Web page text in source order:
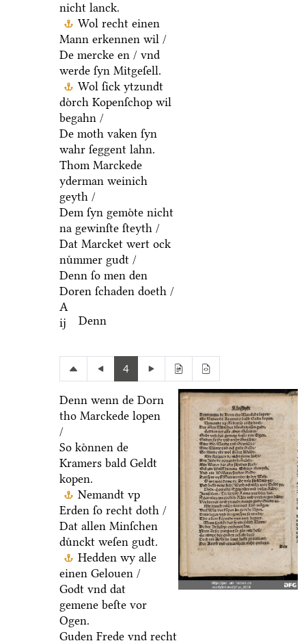
nicht lanck.
Wol recht einen
Mann erkennen wil /
De mercke en / vnd
werde ſyn Mitgeſell.
Wol ſick ytzundt
doͤrch Kopenſchop wil
begahn /
De moth vaken ſyn
wahr ſeggent lahn.
Thom Marckede
yderman weinich
geyth /
Dem ſyn gemoͤte nicht
na gewinſte ſteyth /
Dat Marcket wert ock
nuͤmmer gudt /
Denn ſo men den
Doren ſchaden doeth /
A
ij
Denn
4
Denn wenn de Dorn
tho Marckede lopen
/
So koͤnnen de
Kramers bald Geldt
kopen.
Nemandt vp
Erden ſo recht doth /
Dat allen Minſchen
duͤnckt weſen gudt.
Hedden wy alle
einen Gelouen /
Godt vnd dat
gemene beſte vor
Ogen.
Guden Frede vnd recht